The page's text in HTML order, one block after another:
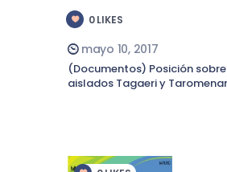
0 LIKES
mayo 10, 2017
(Documentos) Posición
aislados Tagaeri y